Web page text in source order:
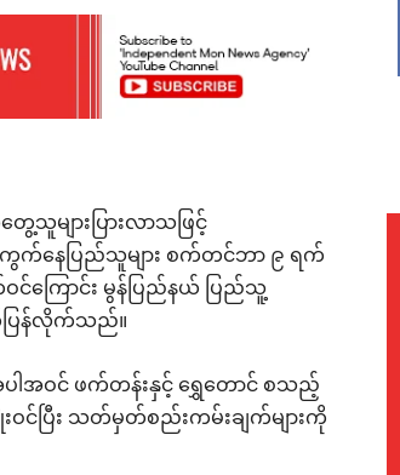
သူများပြားလာသဖြင့်
က်နေပြည်သူများ စက်တင်ဘာ ၉ ရက်
င်ကြောင်း မွန်ပြည်နယ် ပြည်သူ့
ပြန်လိုက်သည်။
ါအဝင် ဖက်တန်းနှင့် ရွှေတောင် စသည့်
င်ပြီး သတ်မှတ်စည်းကမ်းချက်များကို